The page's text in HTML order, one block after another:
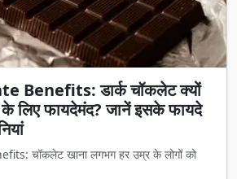
Benefits: डार्क चॉकलेट क्यों
के लिए फायदेमंद? जानें इसके फायदे
चॉकलेट खाना लगभग हर उम्र के लोगों को